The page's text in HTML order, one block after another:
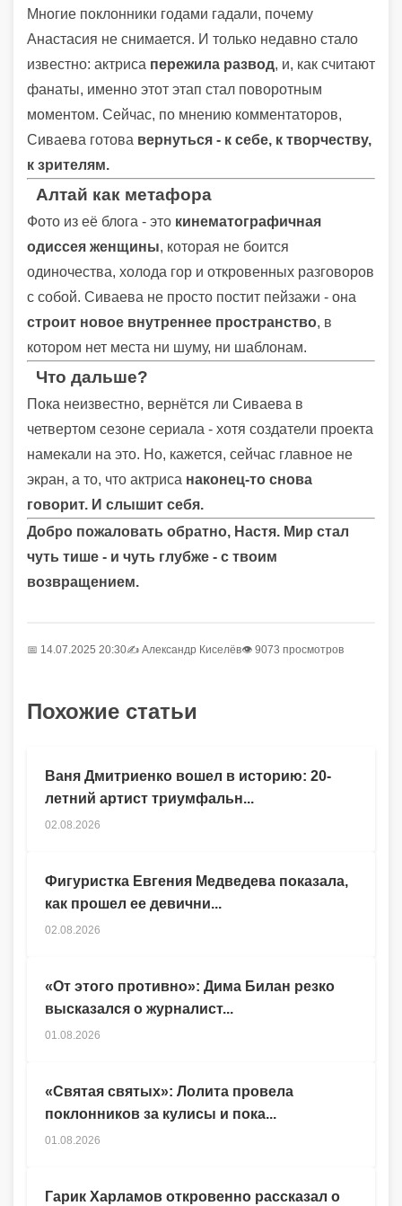
Многие поклонники годами гадали, почему
Анастасия не снимается. И только недавно стало
известно: актриса пережила развод, и, как считают
фанаты, именно этот этап стал поворотным
моментом. Сейчас, по мнению комментаторов,
Сиваева готова вернуться - к себе, к творчеству,
к зрителям.
Алтай как метафора
Фото из её блога - это кинематографичная
одиссея женщины, которая не боится
одиночества, холода гор и откровенных разговоров
с собой. Сиваева не просто постит пейзажи - она
строит новое внутреннее пространство, в
котором нет места ни шуму, ни шаблонам.
Что дальше?
Пока неизвестно, вернётся ли Сиваева в
четвертом сезоне сериала - хотя создатели проекта
намекали на это. Но, кажется, сейчас главное не
экран, а то, что актриса наконец-то снова
говорит. И слышит себя.
Добро пожаловать обратно, Настя. Мир стал
чуть тише - и чуть глубже - с твоим
возвращением.
📅 14.07.2025 20:30✍️ Александр Киселёв👁 9073 просмотров
Похожие статьи
Гарик Харламов откровенно рассказал о
Ваня Дмитриенко вошел в историю: 20-
летний артист триумфальн...
02.08.2026
Фигуристка Евгения Медведева показала,
как прошел ее девични...
02.08.2026
«От этого противно»: Дима Билан резко
высказался о журналист...
01.08.2026
«Святая святых»: Лолита провела
поклонников за кулисы и пока...
01.08.2026